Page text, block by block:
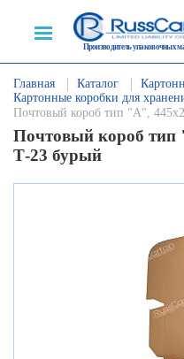
Производитель упаковочных
Главная Каталог
Картонные коробки для
Почтовый короб тип "А",
Почтовый короб
Т-23 бурый